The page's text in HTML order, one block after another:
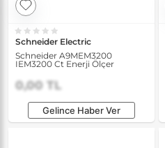
Schneider Electric
Schneider A9MEM3200
IEM3200 Ct Enerji Ölçer
0,00 TL
Gelince Haber Ver